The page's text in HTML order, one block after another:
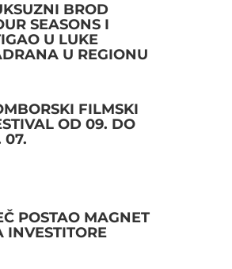
BROD
SEASONS I
U LUKE
U REGIONU
FILMSKI
OD 09. DO
07.
POSTAO MAGNET
INVESTITORE